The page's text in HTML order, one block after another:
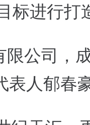
标进行打
限公司，
人郁春豪